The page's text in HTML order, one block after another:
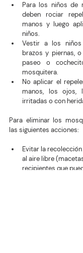
Para los niños de
deben rociar
manos y luego
niños.
Vestir a los
brazos y piernas,
paseo o
mosquitera.
No aplicar el
manos, los ojos,
irritadas o con
Para eliminar los
las siguientes acciones:
Evitar la recolección
al aire libre
recipientes que